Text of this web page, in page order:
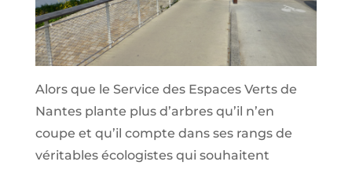
Alors que le Service des Espaces Verts de
Nantes plante plus d’arbres qu’il n’en
coupe et qu’il compte dans ses rangs de
véritables écologistes qui souhaitent